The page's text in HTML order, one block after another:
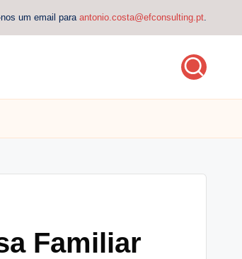
um email para antonio.costa@efconsulting.pt.
Familiar